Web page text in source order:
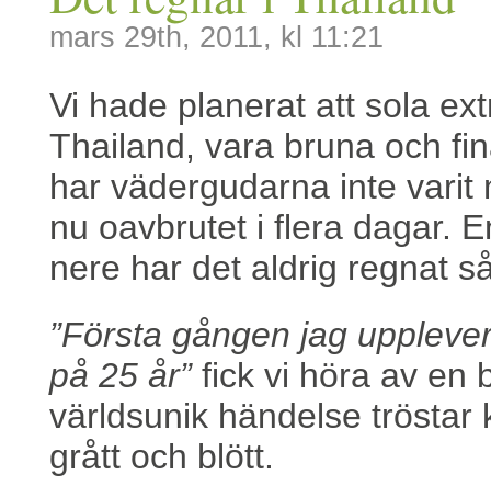
mars 29th, 2011, kl 11:21
Vi hade planerat att sola
Thailand, vara bruna och
har vädergudarna inte
nu oavbrutet i flera dagar.
nere har det aldrig regnat
”Första gången jag
på 25 år”fick vi höra av en
världsunik händelse tröstar
grått och blött.